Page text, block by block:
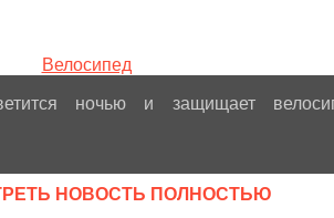
ночью и защищает
НОВОСТЬ ПОЛНОСТЬЮ